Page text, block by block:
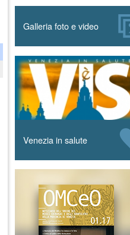
Galleria foto e video
Venezia in salute